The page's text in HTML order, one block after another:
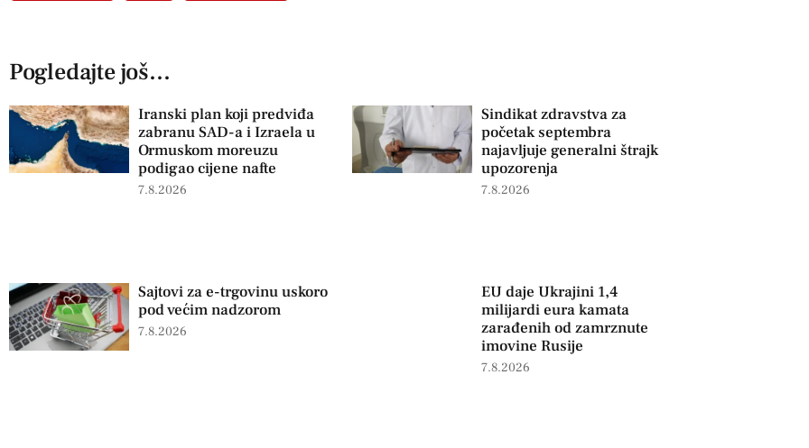
Pogledajte još...
Iranski plan koji predviđa
zabranu SAD-a i Izraela u
Ormuskom moreuzu
podigao cijene nafte
7.8.2026
Sindikat zdravstva za
početak septembra
najavljuje generalni štrajk
upozorenja
7.8.2026
Sajtovi za e-trgovinu uskoro
pod većim nadzorom
7.8.2026
EU daje Ukrajini 1,4
milijardi eura kamata
zarađenih od zamrznute
imovine Rusije
7.8.2026